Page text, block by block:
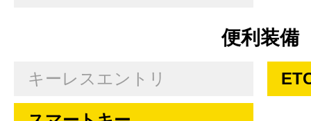
便利装備
キーレスエントリ